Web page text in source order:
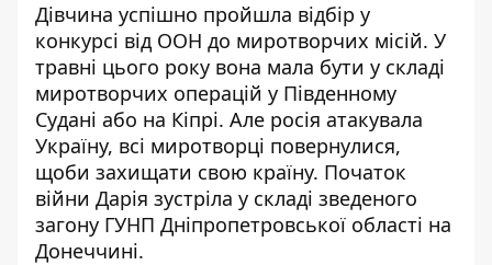
Дівчина успішно пройшла відбір у
конкурсі від ООН до миротворчих місій. У
травні цього року вона мала бути у складі
миротворчих операцій у Південному
Судані або на Кіпрі. Але росія атакувала
Україну, всі миротворці повернулися,
щоби захищати свою країну. Початок
війни Дарія зустріла у складі зведеного
загону ГУНП Дніпропетровської області на
Донеччині.